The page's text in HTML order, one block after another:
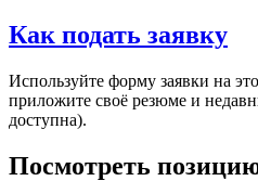
Как подать заявку
Используйте форму заявки на
приложите своё резюме и
доступна).
Посмотреть